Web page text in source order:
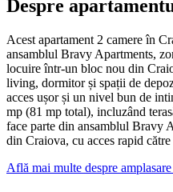
Despre
Acest apartament 2 camere în
ansamblul Bravy Apartments,
locuire într-un bloc nou din
living, dormitor și spații de
acces ușor și un nivel bun de
mp (81 mp total), incluzând
face parte din ansamblul Bravy
din Craiova, cu acces rapid
Află mai multe despre